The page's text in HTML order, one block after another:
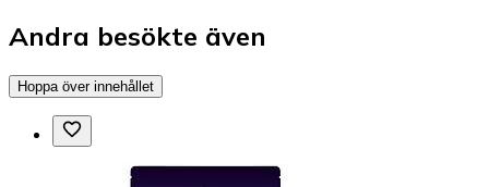
Andra besökte även
Hoppa över innehållet